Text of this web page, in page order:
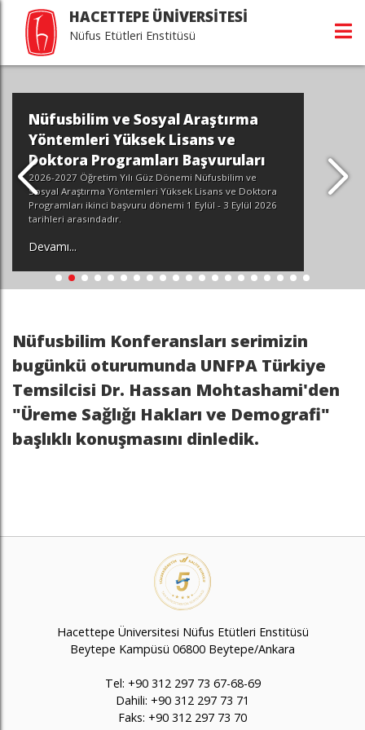
HACETTEPE ÜNİVERSİTESİ
Nüfus Etütleri Enstitüsü
Nüfusbilim ve Sosyal Araştırma
Yöntemleri Yüksek Lisans ve
Doktora Programları Başvuruları
2026-2027 Öğretim Yılı Güz Dönemi Nüfusbilim ve
Sosyal Araştırma Yöntemleri Yüksek Lisans ve Doktora
Programları ikinci başvuru dönemi 1 Eylül - 3 Eylül 2026
tarihleri arasındadır.
Devamı...
Nüfusbilim Konferansları serimizin
bugünkü oturumunda UNFPA Türkiye
Temsilcisi Dr. Hassan Mohtashami'den
"Üreme Sağlığı Hakları ve Demografi"
başlıklı konuşmasını dinledik.
Hacettepe Üniversitesi Nüfus Etütleri Enstitüsü
Beytepe Kampüsü 06800 Beytepe/Ankara
Tel: +90 312 297 73 67-68-69
Dahili: +90 312 297 73 71
Faks: +90 312 297 73 70